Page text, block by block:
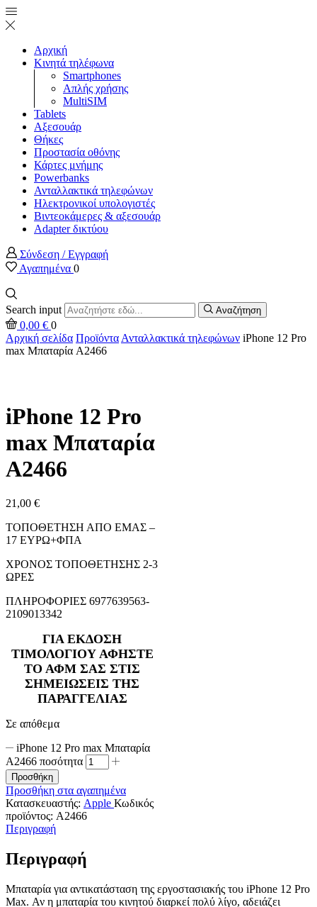
Αρχική
Κινητά τηλέφωνα
Smartphones
Απλής χρήσης
MultiSIM
Tablets
Αξεσουάρ
Θήκες
Προστασία οθόνης
Κάρτες μνήμης
Powerbanks
Ανταλλακτικά τηλεφώνων
Ηλεκτρονικοί υπολογιστές
Βιντεοκάμερες & αξεσουάρ
Adapter δικτύου
Σύνδεση / Εγγραφή
Αγαπημένα 0
Search input Αναζήτηση
0,00 € 0
Αρχική σελίδα Προϊόντα Ανταλλακτικά τηλεφώνων iPhone 12 Pro
max Μπαταρία A2466
iPhone 12 Pro
max Μπαταρία
A2466
21,00 €
ΤΟΠΟΘΕΤΗΣΗ ΑΠΟ ΕΜΑΣ –
17 ΕΥΡΩ+ΦΠΑ
ΧΡΟΝΟΣ ΤΟΠΟΘΕΤΗΣΗΣ 2-3
ΩΡΕΣ
ΠΛΗΡΟΦΟΡΙΕΣ 6977639563-
2109013342
ΓΙΑ ΕΚΔΟΣΗ
ΤΙΜΟΛΟΓΙΟΥ ΑΦΗΣΤΕ
ΤΟ ΑΦΜ ΣΑΣ ΣΤΙΣ
ΣΗΜΕΙΩΣΕΙΣ ΤΗΣ
ΠΑΡΑΓΓΕΛΙΑΣ
Σε απόθεμα
iPhone 12 Pro max Μπαταρία
A2466 ποσότητα
Προσθήκη
Προσθήκη στα αγαπημένα
Κατασκευαστής: Apple Κωδικός
προϊόντος: A2466
Περιγραφή
Περιγραφή
Μπαταρία για αντικατάσταση της εργοστασιακής του iPhone 12 Pro
Max. Αν η μπαταρία του κινητού διαρκεί πολύ λίγο, αδειάζει